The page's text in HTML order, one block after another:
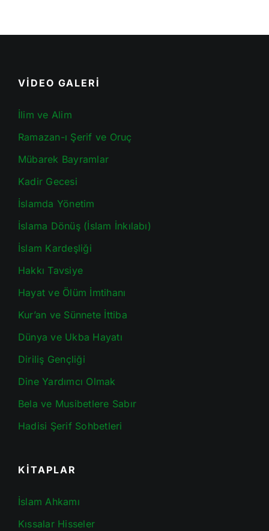
VİDEO GALERİ
İlim ve Alim
Ramazan-ı Şerif ve Oruç
Mübarek Bayramlar
Kadir Gecesi
İslamda Yönetim
İslama Dönüş (İslam İnkılabı)
İslam Kardeşliği
Hakkı Tavsiye
Hayat ve Ölüm İmtihanı
Kur’an ve Sünnete İttiba
Dünya ve Ukba Hayatı
Diriliş Gençliği
Dine Yardımcı Olmak
Bela ve Musibetlere Sabır
Hadisi Şerif Sohbetleri
KİTAPLAR
İslam Ahkamı
Kıssalar Hisseler